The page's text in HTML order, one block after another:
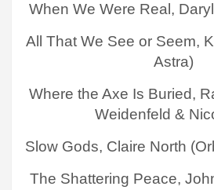
When We Were Real,
All That We See or Seem,
Astra)
Where the Axe Is Buried,
Weidenfeld &
Slow Gods, Claire North
The Shattering Peace,